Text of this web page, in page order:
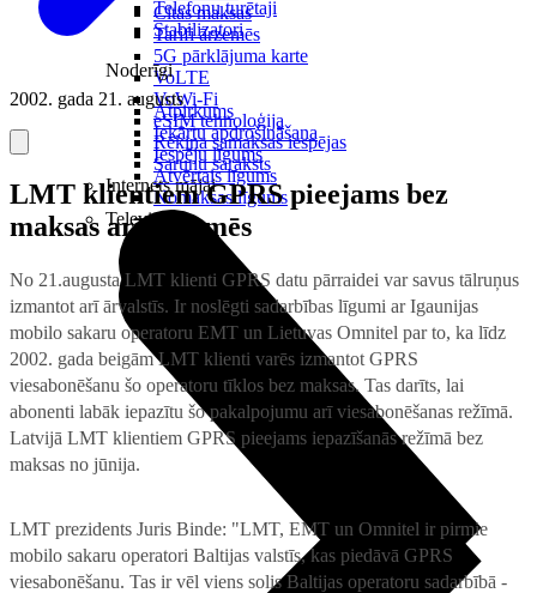
Citas maksas
Tarifi ārzemēs
5G pārklājuma karte
VoLTE
VoWi-Fi
eSIM tehnoloģija
Rēķina samaksas iespējas
Sarunu saraksts
Internets mājai
Telefonu turētaji
Stabilizatori
Noderīgi
Atpirkums
Iekārtu apdrošināšana
Iespēju līgums
Atvērtais līgums
Nomaksas līgums
Televizori
2002. gada 21. augusts
LMT klientiem GPRS pieejams bez
maksas arī ārzemēs
No 21.augusta LMT klienti GPRS datu pārraidei var savus tālruņus
izmantot arī ārvalstīs. Ir noslēgti sadarbības līgumi ar Igaunijas
mobilo sakaru operatoru EMT un Lietuvas Omnitel par to, ka līdz
2002. gada beigām LMT klienti varēs izmantot GPRS
viesabonēšanu šo operatoru tīklos bez maksas. Tas darīts, lai
abonenti labāk iepazītu šo pakalpojumu arī viesabonēšanas režīmā.
Latvijā LMT klientiem GPRS pieejams iepazīšanās režīmā bez
maksas no jūnija.
LMT prezidents Juris Binde: "LMT, EMT un Omnitel ir pirmie
mobilo sakaru operatori Baltijas valstīs, kas piedāvā GPRS
viesabonēšanu. Tas ir vēl viens solis Baltijas operatoru sadarbībā -